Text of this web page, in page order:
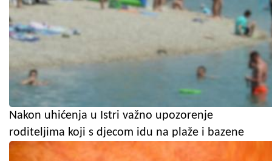
Nakon uhićenja u Istri važno upozorenje
roditeljima koji s djecom idu na plaže i bazene